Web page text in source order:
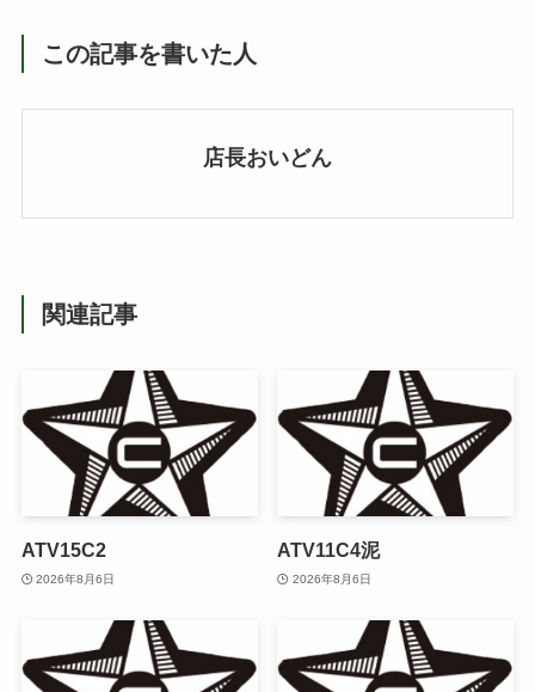
この記事を書いた人
店長おいどん
関連記事
ATV15C2
2026年8月6日
ATV11C4泥
2026年8月6日